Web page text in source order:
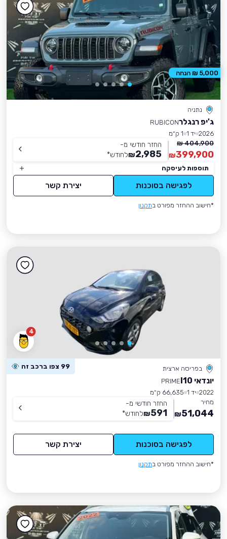
נתניה
ג'יפ רנגלרRUBICON
2026 יד 1
1 ק״מ
404,900 ₪
399,900
₪
החזר חודשי מ-
2,985
₪לחודש*
תוספות לעיסקה
לפגישה בסוכנות יצירת קשר
*חישוב ההחזר מפורט בתקנון
5,000 ₪ הנחה
4
בפריסה ארצית 99 צפו ברכב זה
יונדאי I10
PRIME
2022 יד 1
66,635 ק״מ
מחיר
51,044
₪
החזר חודשי מ-
591
₪לחודש*
לפגישה בסוכנות יצירת קשר
*חישוב ההחזר מפורט בתקנון